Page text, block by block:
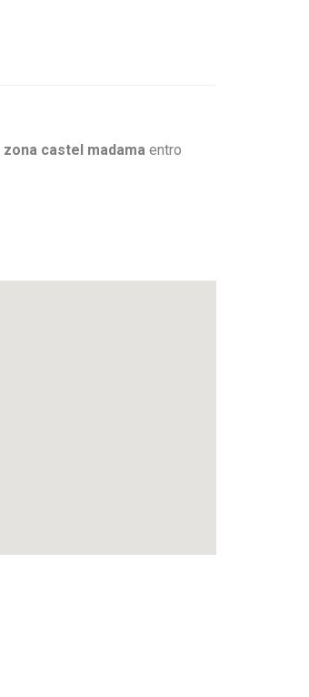
zona castel madama entro